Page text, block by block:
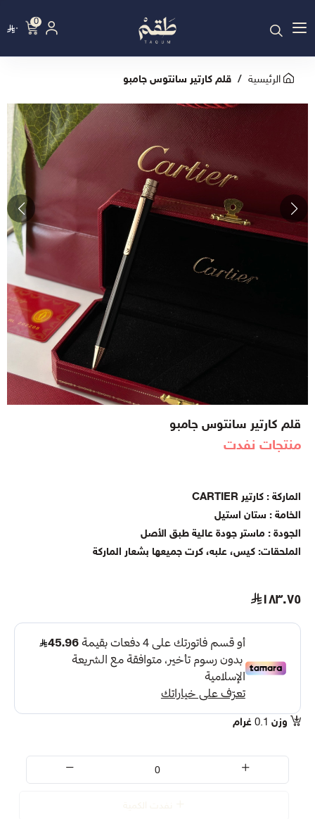
0 ٠
الرئيسية قلم كارتير سانتوس جامبو
قلم كارتير سانتوس جامبو
منتجات نفدت
الماركة : كارتير CARTIER
الخامة : ستان استيل
الجودة : ماستر جودة عالية طبق الأصل
الملحقات: كيس، علبه، كرت جميعها بشعار الماركة
١٨٣.٧٥
وزن 0.1 غرام